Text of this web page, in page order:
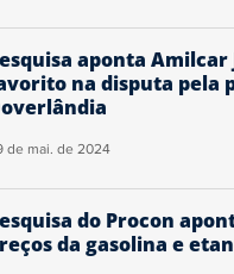
aponta
na disputa pela
de mai. de 2024
do Procon
da gasolina e